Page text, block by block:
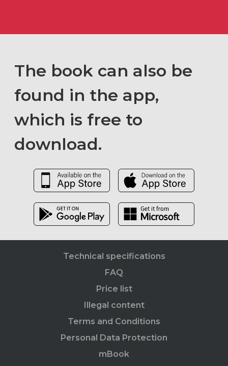
The book can also be
found in the app,
which is free to
download.
Technical specifications
FAQ
Price list
Illegal content
Terms and Conditions
Personal Data Protection
mBook